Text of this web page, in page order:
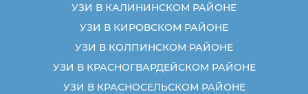
УЗИ В КАЛИНИНСКОМ РАЙОНЕ
УЗИ В КИРОВСКОМ РАЙОНЕ
УЗИ В КОЛПИНСКОМ РАЙОНЕ
УЗИ В КРАСНОГВАРДЕЙСКОМ РАЙОНЕ
УЗИ В КРАСНОСЕЛЬСКОМ РАЙОНЕ